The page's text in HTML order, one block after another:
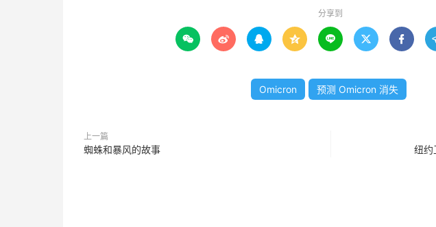
分享到
      
Omicron 预测 Omicron 消失
上一篇
蜘蛛和暴风的故事 纽约